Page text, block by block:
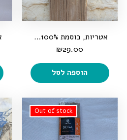
אטריות, כוסמת 100%, 250 גרם
₪29.00
הוספה לסל